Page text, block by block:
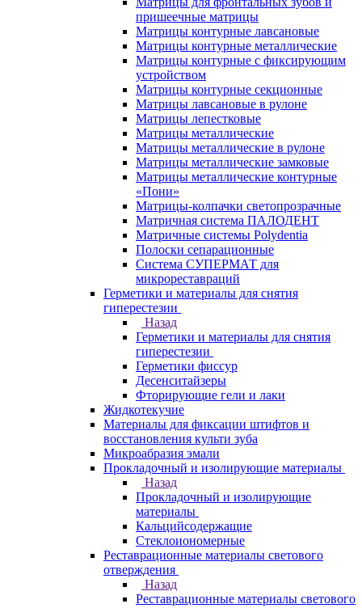
пришеечные матрицы
Матрицы контурные лавсановые
Матрицы контурные металлические
Матрицы контурные с фиксирующим
устройством
Матрицы контурные секционные
Матрицы лавсановые в рулоне
Матрицы лепестковые
Матрицы металлические
Матрицы металлические в рулоне
Матрицы металлические замковые
Матрицы металлические контурные
«Пони»
Матрицы-колпачки светопрозрачные
Матричная система ПАЛОДЕНТ
Матричные системы Polydentia
Полоски сепарационные
Система СУПЕРМАТ для
микрореставраций
Герметики и материалы для снятия
гиперестезии
Назад
Герметики и материалы для снятия
гиперестезии
Герметики фиссур
Десенситайзеры
Фторирующие гели и лаки
Жидкотекучие
Материалы для фиксации штифтов и
восстановления культи зуба
Микроабразия эмали
Прокладочный и изолирующие материалы
Назад
Прокладочный и изолирующие
материалы
Кальцийсодержащие
Стеклоиономерные
Реставрационные материалы светового
отверждения
Назад
Реставрационные материалы светового